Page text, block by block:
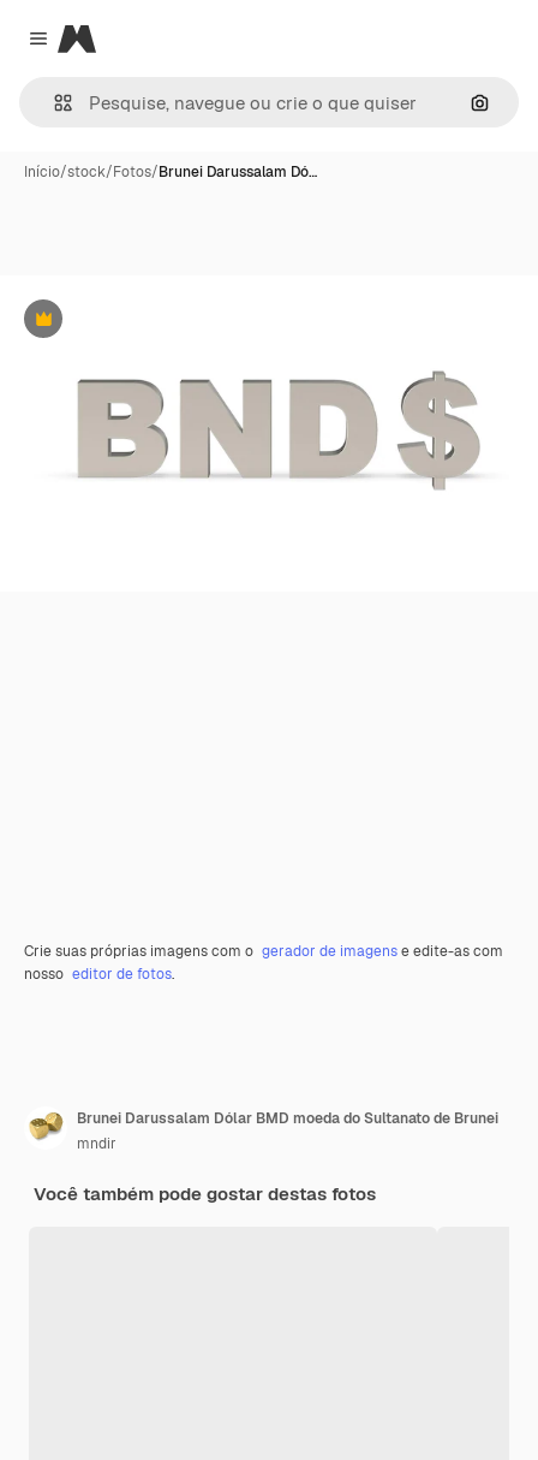
Close menu
Magnific
Início/stock/Fotos/Brunei Darussalam Dó…
Premium
Crie suas próprias imagens com o gerador de imagense edite-as com
nosso editor de fotos.
Brunei Darussalam Dólar BMD moeda do Sultanato de Brunei
mndir
Você também pode gostar destas fotos